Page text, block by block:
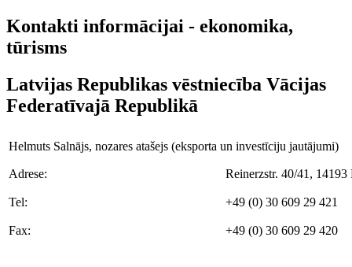
Kontakti informācijai - ekonomika,
tūrisms
Latvijas Republikas vēstniecība Vācijas
Federatīvajā Republikā
Helmuts Salnājs, nozares atašejs (eksporta un investīciju jautājumi)
Adrese: Reinerzstr. 40/41, 14193
Tel: +49 (0) 30 609 29 421
Fax: +49 (0) 30 609 29 420